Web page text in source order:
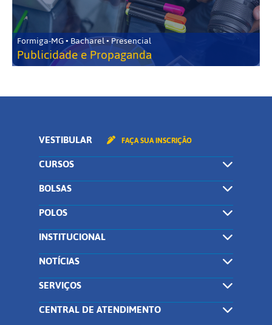
Formiga-MG • Bacharel • Presencial
Publicidade e Propaganda
VESTIBULAR FAÇA SUA INSCRIÇÃO
CURSOS
BOLSAS
POLOS
INSTITUCIONAL
NOTÍCIAS
SERVIÇOS
CENTRAL DE ATENDIMENTO